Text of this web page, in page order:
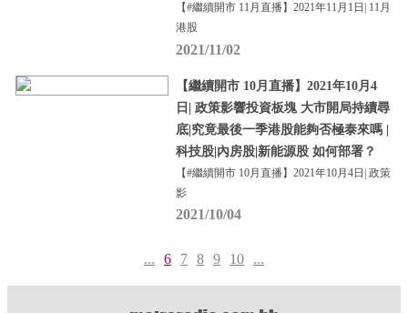
【#繼續開市 11月直播】2021年11月1日| 11月
港股
2021/11/02
【繼續開市 10月直播】2021年10月4
日| 政策影響投資板塊 大市開局持續尋
底|究竟最後一季港股能夠否極泰來嗎 |
科技股|內房股|新能源股 如何部署？
【#繼續開市 10月直播】2021年10月4日| 政策
影
2021/10/04
... 6 7 8 9 10 ...